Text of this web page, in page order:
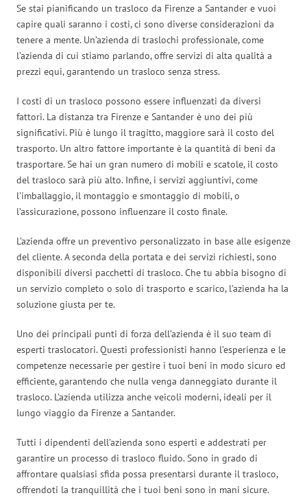
Se stai pianificando un trasloco da Firenze a Santander e vuoi
capire quali saranno i costi, ci sono diverse considerazioni da
tenere a mente. Un’azienda di traslochi professionale, come
l’azienda di cui stiamo parlando, offre servizi di alta qualità a
prezzi equi, garantendo un trasloco senza stress.
I costi di un trasloco possono essere influenzati da diversi
fattori. La distanza tra Firenze e Santander è uno dei più
significativi. Più è lungo il tragitto, maggiore sarà il costo del
trasporto. Un altro fattore importante è la quantità di beni da
trasportare. Se hai un gran numero di mobili e scatole, il costo
del trasloco sarà più alto. Infine, i servizi aggiuntivi, come
l’imballaggio, il montaggio e smontaggio di mobili, o
l’assicurazione, possono influenzare il costo finale.
L’azienda offre un preventivo personalizzato in base alle esigenze
del cliente. A seconda della portata e dei servizi richiesti, sono
disponibili diversi pacchetti di trasloco. Che tu abbia bisogno di
un servizio completo o solo di trasporto e scarico, l’azienda ha la
soluzione giusta per te.
Uno dei principali punti di forza dell’azienda è il suo team di
esperti traslocatori. Questi professionisti hanno l’esperienza e le
competenze necessarie per gestire i tuoi beni in modo sicuro ed
efficiente, garantendo che nulla venga danneggiato durante il
trasloco. L’azienda utilizza anche veicoli moderni, ideali per il
lungo viaggio da Firenze a Santander.
Tutti i dipendenti dell’azienda sono esperti e addestrati per
garantire un processo di trasloco fluido. Sono in grado di
affrontare qualsiasi sfida possa presentarsi durante il trasloco,
offrendoti la tranquillità che i tuoi beni sono in mani sicure.